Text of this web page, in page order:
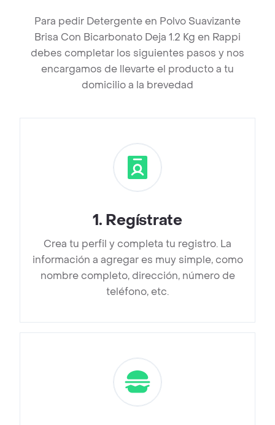
Para pedir Detergente en Polvo Suavizante
Brisa Con Bicarbonato Deja 1.2 Kg en Rappi
debes completar los siguientes pasos y nos
encargamos de llevarte el producto a tu
domicilio a la brevedad
1. Regístrate
Crea tu perfil y completa tu registro. La
información a agregar es muy simple, como
nombre completo, dirección, número de
teléfono, etc.